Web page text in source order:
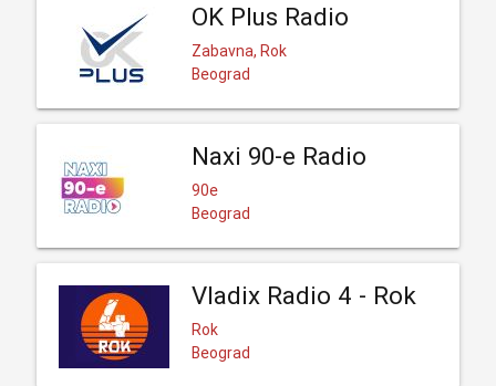
OK Plus Radio
Zabavna, Rok
Beograd
Naxi 90-e Radio
90e
Beograd
Vladix Radio 4 - Rok
Rok
Beograd